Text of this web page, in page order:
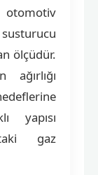
ölçüdür.
yapısı
gaz